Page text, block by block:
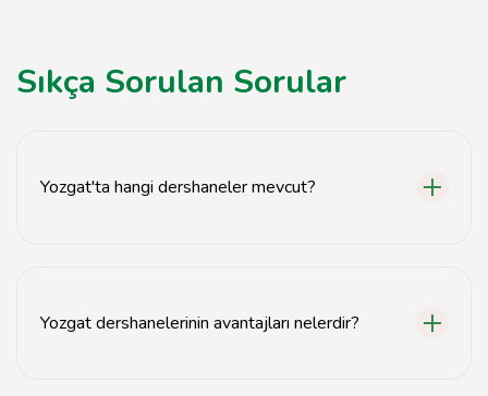
Sıkça Sorulan Sorular
Yozgat'ta hangi dershaneler mevcut?
Yozgat dershanelerinin avantajları nelerdir?